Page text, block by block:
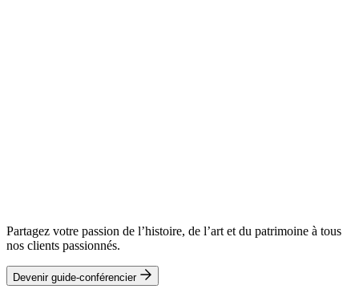
Partagez votre passion de l’histoire, de l’art et du patrimoine à tous
nos clients passionnés.
Devenir guide-conférencier